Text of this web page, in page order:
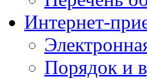
Интернет-
Порядок и